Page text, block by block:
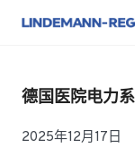
德国医院电力
2025年12月17日